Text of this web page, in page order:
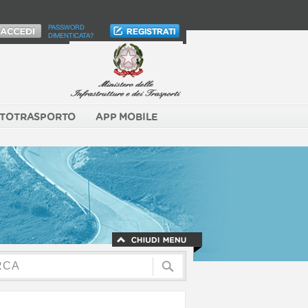
PASSWORD
DIMENTICATA?
APP MOBILE